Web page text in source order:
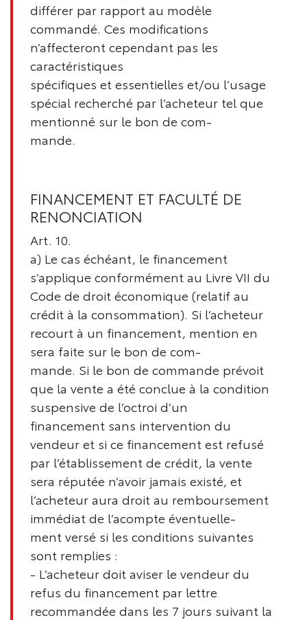
différer par rapport au modèle
commandé. Ces modifications
n’affecteront cependant pas les
caractéristiques
spécifiques et essentielles et/ou l’usage
spécial recherché par l’acheteur tel que
mentionné sur le bon de com-
mande.
FINANCEMENT ET FACULTÉ DE
RENONCIATION
Art. 10.
a) Le cas échéant, le financement
s’applique conformément au Livre VII du
Code de droit économique (relatif au
crédit à la consommation). Si l’acheteur
recourt à un financement, mention en
sera faite sur le bon de com-
mande. Si le bon de commande prévoit
que la vente a été conclue à la condition
suspensive de l’octroi d’un
financement sans intervention du
vendeur et si ce financement est refusé
par l’établissement de crédit, la vente
sera réputée n’avoir jamais existé, et
l’acheteur aura droit au remboursement
immédiat de l’acompte éventuelle-
ment versé si les conditions suivantes
sont remplies :
- L’acheteur doit aviser le vendeur du
refus du financement par lettre
recommandée dans les 7 jours suivant la